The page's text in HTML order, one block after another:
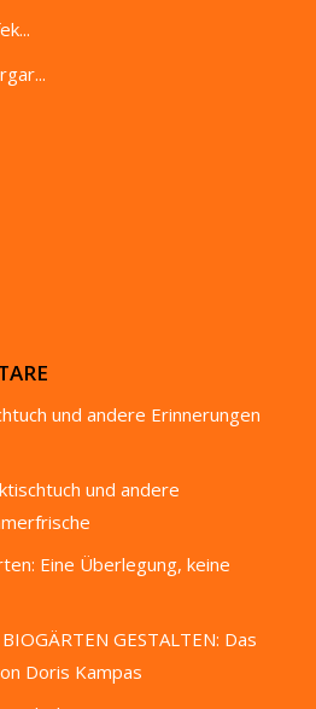
und andere Erinnerungen
und andere
Eine Überlegung, keine
GESTALTEN: Das
Doris Kampas